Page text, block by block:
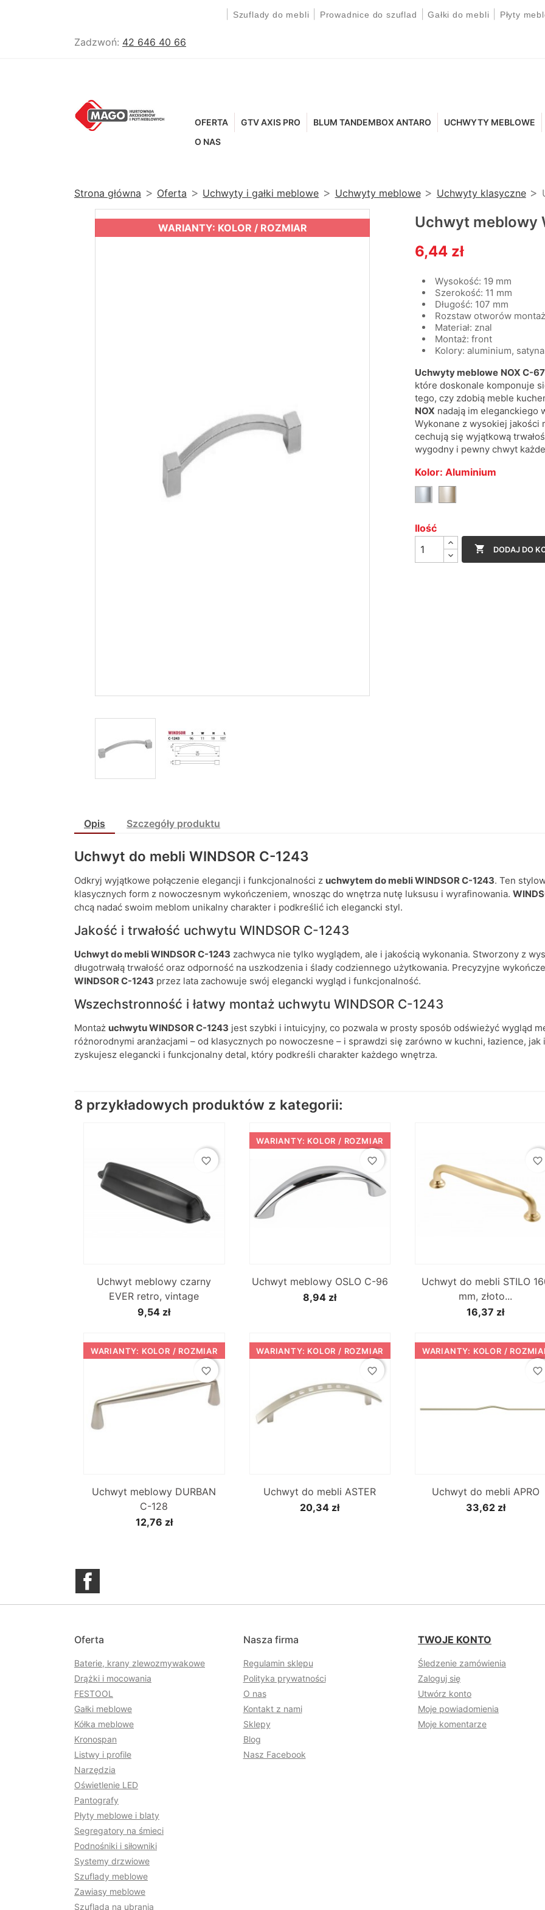
Szuflady do mebli Prowadnice do szuflad |Gałki do mebli Płyty
Zadzwoń: 42 646 40 66
OFERTA GTV AXIS PRO BLUM TANDEMBOX ANTARO UCHWYTY MEBLOWE
O NAS
Strona główna Oferta Uchwyty i gałki meblowe Uchwyty meblowe Uchwyty klasyczne
WARIANTY: KOLOR / ROZMIAR
Uchwyt meblowy
6,44 zł
Wysokość: 19 mm
Szerokość: 11 mm
Długość: 107 mm
Rozstaw otworów
Materiał: znal
Montaż: front
Kolory: aluminium, satyna
Uchwyty meblowe NOX C-
które doskonale komponuje
tego, czy zdobią meble
NOX nadają im eleganckiego
Wykonane z wysokiej jakości
cechują się wyjątkową
wygodny i pewny chwyt
Kolor: Aluminium
AluminiumSatyna
Ilość
 DODAJ DO
Opis Szczegóły produktu
Uchwyt do mebli WINDSOR C-1243
Odkryj wyjątkowe połączenie elegancji i funkcjonalności z uchwytem do mebli WINDSOR C-1243. Ten
klasycznych form z nowoczesnym wykończeniem, wnosząc do wnętrza nutę luksusu i wyrafinowania.
chcą nadać swoim meblom unikalny charakter i podkreślić ich elegancki styl.
Jakość i trwałość uchwytu WINDSOR C-1243
Uchwyt do mebli WINDSOR C-1243 zachwyca nie tylko wyglądem, ale i jakością wykonania. Stworzony z
długotrwałą trwałość oraz odporność na uszkodzenia i ślady codziennego użytkowania. Precyzyjne
WINDSOR C-1243 przez lata zachowuje swój elegancki wygląd i funkcjonalność.
Wszechstronność i łatwy montaż uchwytu WINDSOR C-1243
Montaż uchwytu WINDSOR C-1243 jest szybki i intuicyjny, co pozwala w prosty sposób odświeżyć wygląd
różnorodnymi aranżacjami – od klasycznych po nowoczesne – i sprawdzi się zarówno w kuchni, łazience, jak
zyskujesz elegancki i funkcjonalny detal, który podkreśli charakter każdego wnętrza.
8 przykładowych produktów z kategorii:
Uchwyt meblowy czarny
EVER retro, vintage
9,54 zł
favorite_border
Uchwyt meblowy OSLO C-96
8,94 zł
WARIANTY: KOLOR / ROZMIAR
favorite_border
Uchwyt do mebli STILO
mm, złoto...
16,37 zł
favorite_border
Uchwyt meblowy DURBAN
C-128
12,76 zł
WARIANTY: KOLOR / ROZMIAR
favorite_border
Uchwyt do mebli ASTER
20,34 zł
WARIANTY: KOLOR / ROZMIAR
favorite_border
Uchwyt do mebli APRO
33,62 zł
WARIANTY: KOLOR /
favorite_border
Oferta
Baterie, krany zlewozmywakowe
Drążki i mocowania
FESTOOL
Gałki meblowe
Kółka meblowe
Kronospan
Listwy i profile
Narzędzia
Oświetlenie LED
Pantografy
Płyty meblowe i blaty
Segregatory na śmieci
Podnośniki i siłowniki
Systemy drzwiowe
Szuflady meblowe
Zawiasy meblowe
Szuflada na ubrania
Nasza firma
Regulamin sklepu
Polityka prywatności
O nas
Kontakt z nami
Sklepy
Blog
Nasz Facebook
TWOJE KONTO
Śledzenie zamówienia
Zaloguj się
Utwórz konto
Moje powiadomienia
Moje komentarze